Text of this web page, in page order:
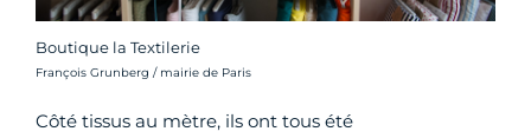
Boutique la Textilerie
Crédit photo :
François Grunberg / mairie de Paris
Côté tissus au mètre, ils ont tous été